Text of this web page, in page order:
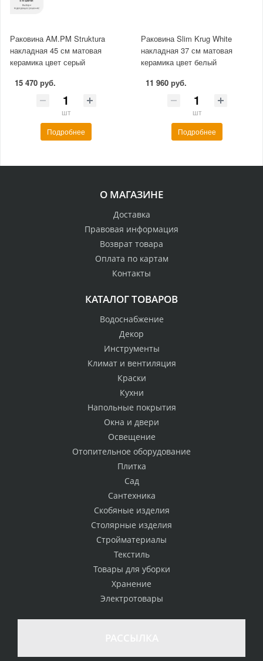
Раковина AM.PM Struktura
накладная 45 см матовая
керамика цвет серый
15 470 руб.
шт
Подробнее
Раковина Slim Krug White
накладная 37 см матовая
керамика цвет белый
11 960 руб.
шт
Подробнее
О МАГАЗИНЕ
Доставка
Правовая информация
Возврат товара
Оплата по картам
Контакты
КАТАЛОГ ТОВАРОВ
Водоснабжение
Декор
Инструменты
Климат и вентиляция
Краски
Кухни
Напольные покрытия
Окна и двери
Освещение
Отопительное оборудование
Плитка
Сад
Сантехника
Скобяные изделия
Столярные изделия
Стройматериалы
Текстиль
Товары для уборки
Хранение
Электротовары